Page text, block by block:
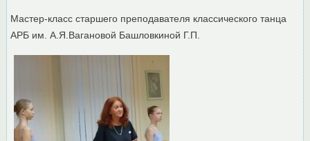
Мастер-класс старшего преподавателя классического танца
АРБ им. А.Я.Вагановой Башловкиной Г.П.